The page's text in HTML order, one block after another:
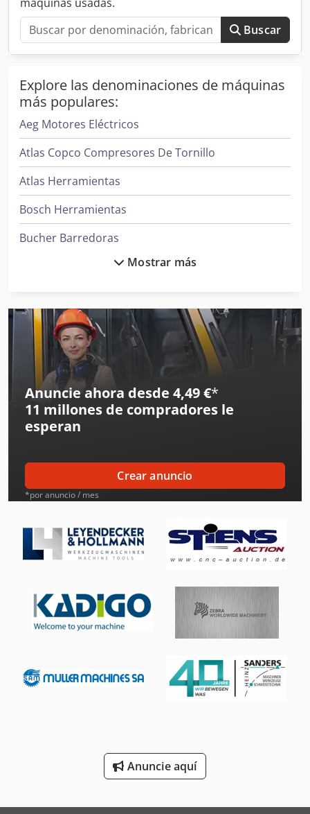
Buscar
Explore las denominaciones de máquinas
más populares:
Aeg Motores Eléctricos
Atlas Copco Compresores De Tornillo
Atlas Herramientas
Bosch Herramientas
Bucher Barredoras
Daikin Aires Acondicionados
Demag Grúas
Ge Ultrasonido
Hp Impresoras
Hyundai Generadores
Ingersoll Rand Compresores
Ingersoll Rand Herramientas
Liebherr Grúas
Mafi Tractor
Mitsubishi Aires Acondicionados
Siemens Motores Eléctricos
Trane Aires Acondicionados
Valtra Tractores
Mostrar más
Anuncie ahora desde 4,49 €*
11 millones de compradores le
esperan
Crear anuncio
*por anuncio / mes
Anuncie aquí